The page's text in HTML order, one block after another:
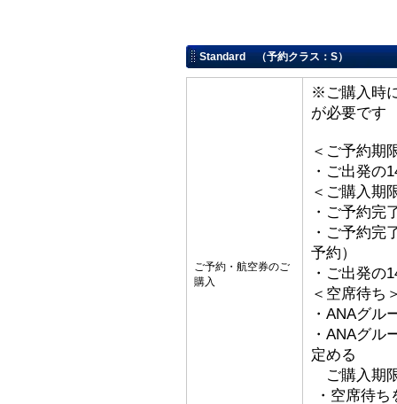
Standard （予約クラス：S）
ご予約・航空券のご
購入
※ご購入時
が必要です
＜ご予約期
・ご出発の
＜ご購入期
・ご予約完
・ご予約完
予約）
・ご出発の
＜空席待ち
・ANAグル
・ANAグル
定める
ご購入期
・空席待